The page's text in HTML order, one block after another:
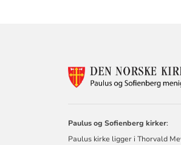
Paulus og Sofienberg kirker:
Paulus kirke ligger i Thorvald